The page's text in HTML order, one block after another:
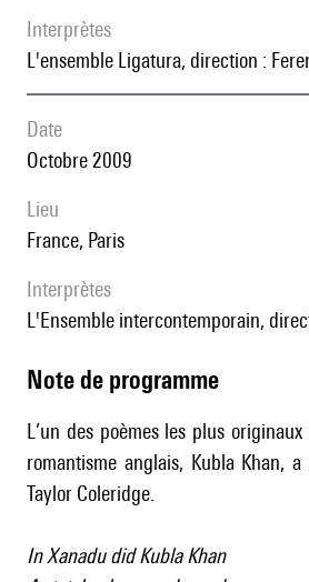
interprètes
l'ensemble Ligatura, direction :
date
Octobre 2009
lieu
France, Paris
interprètes
l'Ensemble intercontemporain,
Note de programme
L’un des poèmes les plus
romantisme anglais, Kubla Khan,
Taylor Coleridge.
In Xanadu did Kubla Khan